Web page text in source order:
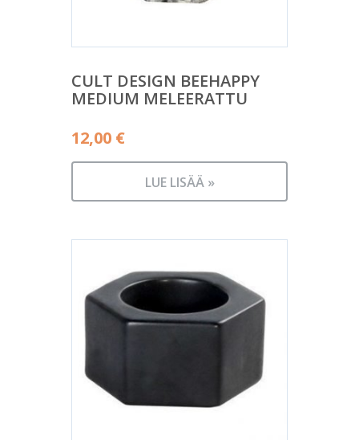
CULT DESIGN BEEHAPPY
MEDIUM MELEERATTU
12,00 €
LUE LISÄÄ »